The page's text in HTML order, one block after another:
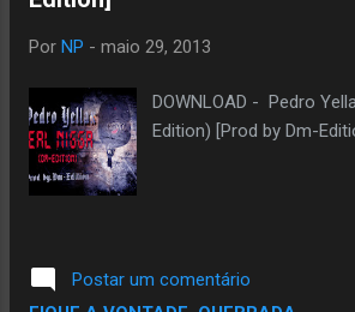
Por NP - maio 29, 2013
DOWNLOAD - Pedro
Postar um comentário